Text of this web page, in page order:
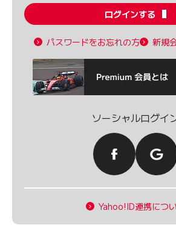
ログインする
パスワードをお忘れの方 新規
ソーシャルログイ
Yahoo!ID連携につ